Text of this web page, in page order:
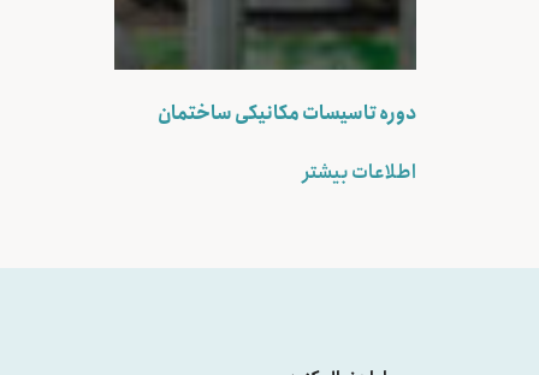
دوره تاسیسات مکانیکی ساختمان
اطلاعات بیشتر